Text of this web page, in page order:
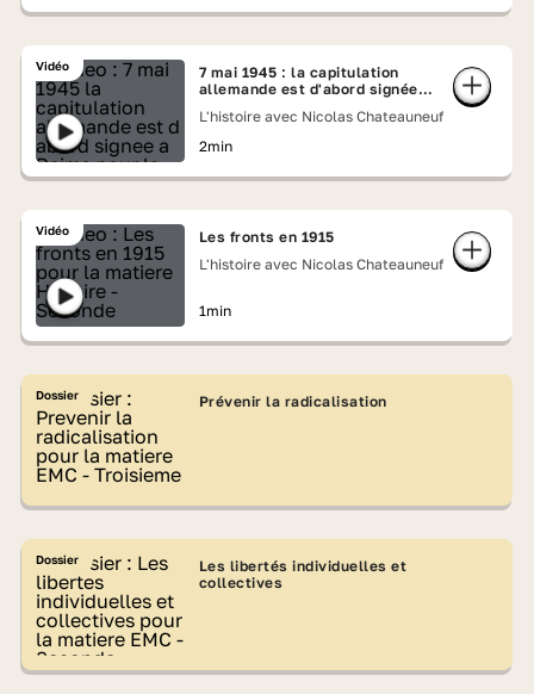
Vidéo
7 mai 1945 : la capitulation
allemande est d'abord signée à
L'histoire avec Nicolas Chateauneuf
2min
Vidéo
Les fronts en 1915
L'histoire avec Nicolas Chateauneuf
1min
Dossier Prévenir la radicalisation
Dossier
Les libertés individuelles et
collectives